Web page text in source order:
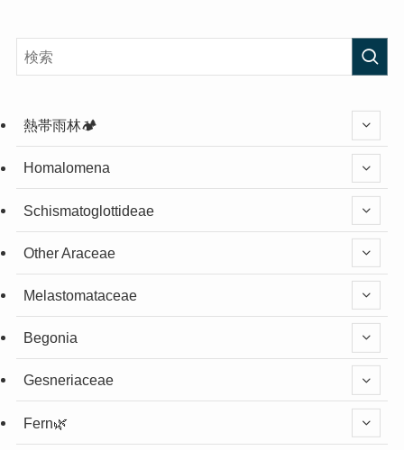
熱帯雨林🏕️
Homalomena
Schismatoglottideae
Other Araceae
Melastomataceae
Begonia
Gesneriaceae
Fern🌿